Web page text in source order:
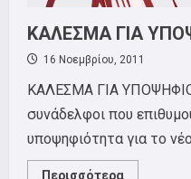
ΚΑΛΕΣΜΑ ΓΙΑ
16 Νοεμβρίου, 2011
ΚΑΛΕΣΜΑ ΓΙΑ
συνάδελφοι που
υποψηφιότητα για το
Περισσότερα